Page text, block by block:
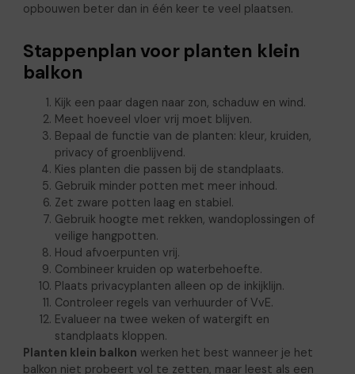
opbouwen beter dan in één keer te veel plaatsen.
Stappenplan voor planten klein
balkon
Kijk een paar dagen naar zon, schaduw en wind.
Meet hoeveel vloer vrij moet blijven.
Bepaal de functie van de planten: kleur, kruiden,
privacy of groenblijvend.
Kies planten die passen bij de standplaats.
Gebruik minder potten met meer inhoud.
Zet zware potten laag en stabiel.
Gebruik hoogte met rekken, wandoplossingen of
veilige hangpotten.
Houd afvoerpunten vrij.
Combineer kruiden op waterbehoefte.
Plaats privacyplanten alleen op de inkijklijn.
Controleer regels van verhuurder of VvE.
Evalueer na twee weken of watergift en
standplaats kloppen.
Planten klein balkon werken het best wanneer je het
balkon niet probeert vol te zetten, maar leest als een